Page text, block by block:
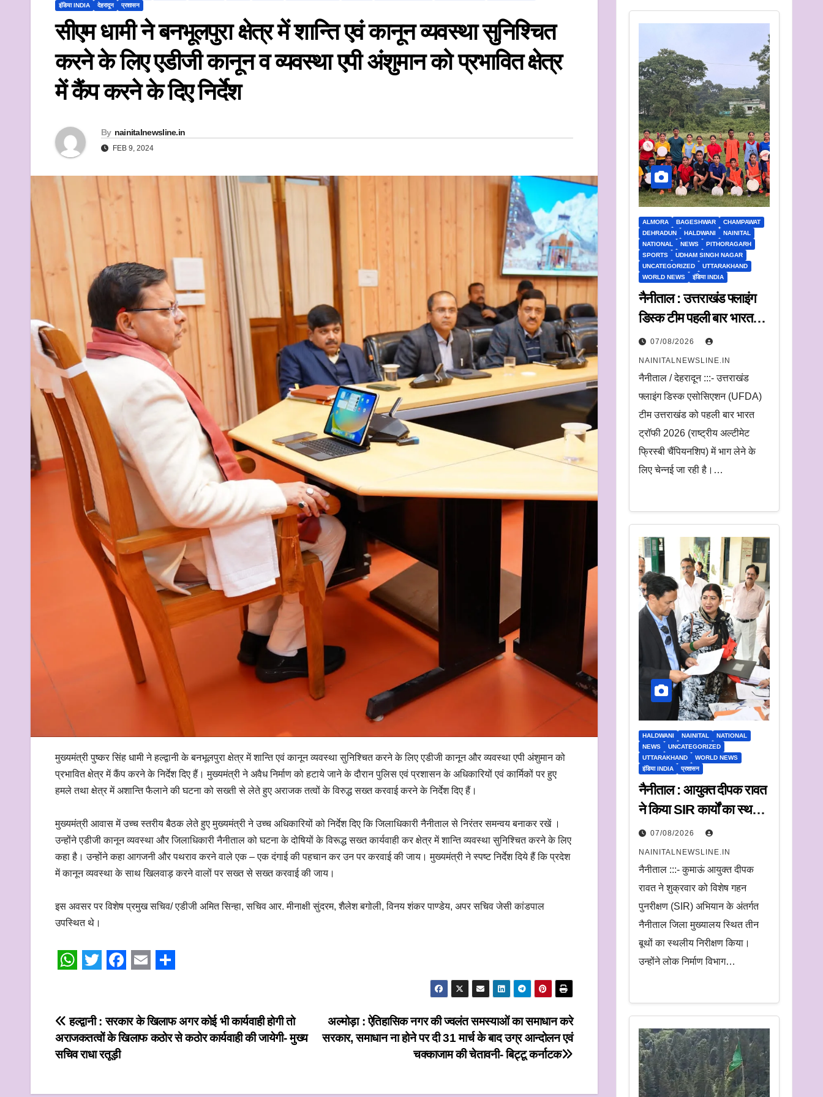
इंडिया INDIA
देहरादून प्रशासन
सीएम धामी ने बनभूलपुरा क्षेत्र में शान्ति एवं कानून व्यवस्था सुनिश्चित
करने के लिए एडीजी कानून व व्यवस्था एपी अंशुमान को प्रभावित क्षेत्र
में कैंप करने के दिए निर्देश
By nainitalnewsline.in
FEB 9, 2024
मुख्यमंत्री पुष्कर सिंह धामी ने हल्द्वानी के बनभूलपुरा क्षेत्र में शान्ति एवं कानून व्यवस्था सुनिश्चित करने के लिए एडीजी कानून और व्यवस्था एपी अंशुमान को
प्रभावित क्षेत्र में कैंप करने के निर्देश दिए हैं। मुख्यमंत्री ने अवैध निर्माण को हटाये जाने के दौरान पुलिस एवं प्रशासन के अधिकारियों एवं कार्मिकों पर हुए
हमले तथा क्षेत्र में अशान्ति फैलाने की घटना को सख्ती से लेते हुए अराजक तत्वों के विरुद्ध सख्त करवाई करने के निर्देश दिए हैं।
मुख्यमंत्री आवास में उच्च स्तरीय बैठक लेते हुए मुख्यमंत्री ने उच्च अधिकारियों को निर्देश दिए कि जिलाधिकारी नैनीताल से निरंतर समन्वय बनाकर रखें ।
उन्होंने एडीजी कानून व्यवस्था और जिलाधिकारी नैनीताल को घटना के दोषियों के विरूद्ध सख्त कार्यवाही कर क्षेत्र में शान्ति व्यवस्था सुनिश्चित करने के लिए
कहा है। उन्होंने कहा आगजनी और पथराव करने वाले एक – एक दंगाई की पहचान कर उन पर करवाई की जाय। मुख्यमंत्री ने स्पष्ट निर्देश दिये हैं कि प्रदेश
में कानून व्यवस्था के साथ खिलवाड़ करने वालों पर सख्त से सख्त करवाई की जाय।
इस अवसर पर विशेष प्रमुख सचिव/ एडीजी अमित सिन्हा, सचिव आर. मीनाक्षी सुंदरम, शैलेश बगोली, विनय शंकर पाण्डेय, अपर सचिव जेसी कांडपाल
उपस्थित थे।
a
t
s
i
t
t
c
e
b
a
i
a
r
Post
navigation
अल्मोड़ा : ऐतिहासिक नगर की ज्वलंत समस्याओं का समाधान करे
सरकार, समाधान ना होने पर दी 31 मार्च के बाद उग्र आन्दोलन एवं
चक्काजाम की चेतावनी- बिट्टू कर्नाटक
हल्द्वानी : सरकार के खिलाफ अगर कोई भी कार्यवाही होगी तो
अराजकतत्वों के खिलाफ कठोर से कठोर कार्यवाही की जायेगी- मुख्य
सचिव राधा रतूड़ी
ALMORA BAGESHWAR
CHAMPAWAT
DEHRADUN
HALDWANI
NAINITAL
NATIONAL
NEWS
PITHORAGARH
SPORTS
UDHAM SINGH NAGAR
UNCATEGORIZED
UTTARAKHAND
WORLD NEWS
इंडिया INDIA
नैनीताल : उत्तराखंड फ्लाइंग
डिस्क टीम पहली बार भारत
ट्रॉफी में करेगी प्रतिभाग
07/08/2026
NAINITALNEWSLINE.IN
नैनीताल / देहरादून :::- उत्तराखंड
फ्लाइंग डिस्क एसोसिएशन (UFDA)
टीम उत्तराखंड को पहली बार भारत
ट्रॉफी 2026 (राष्ट्रीय अल्टीमेट
फ्रिस्बी चैंपियनशिप) में भाग लेने के
लिए चेन्नई जा रही है।…
HALDWANI NAINITAL
NATIONAL
NEWS
UNCATEGORIZED
UTTARAKHAND
WORLD NEWS
इंडिया INDIA
प्रशासन
नैनीताल : आयुक्त दीपक रावत
ने किया SIR कार्यों का स्थलीय
निरीक्षण.
अधिकारियों को दिए समयबद्ध
निस्तारण और पारदर्शिता के
निर्देश
07/08/2026
NAINITALNEWSLINE.IN
नैनीताल :::- कुमाऊं आयुक्त दीपक
रावत ने शुक्रवार को विशेष गहन
पुनरीक्षण (SIR) अभियान के अंतर्गत
नैनीताल जिला मुख्यालय स्थित तीन
बूथों का स्थलीय निरीक्षण किया।
उन्होंने लोक निर्माण विभाग…